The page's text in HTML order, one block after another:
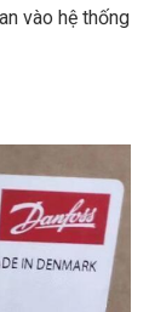
vào hệ thống